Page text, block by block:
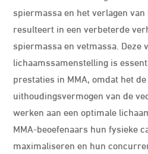
spiermassa en het verlagen
resulteert in een verbeterde
spiermassa en vetmassa. Deze
lichaamssamenstelling is
prestaties in MMA, omdat het
uithoudingsvermogen van de
werken aan een optimale
MMA-beoefenaars hun fysieke
maximaliseren en hun